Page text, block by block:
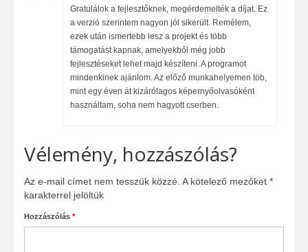
Gratulálok a fejlesztőknek, megérdemelték a díjat. Ez
a verzió szerintem nagyon jól sikerült. Remélem,
ezek után ismertebb lesz a projekt és több
támogatást kapnak, amelyekből még jobb
fejlesztéseket lehet majd készíteni. A programot
mindenkinek ajánlom. Az előző munkahelyemen töb,
mint egy éven át kizárólagos képernyőolvasóként
használtam, soha nem hagyott cserben.
Vélemény, hozzászólás?
Az e-mail címet nem tesszük közzé. A kötelező mezőket *
karakterrel jelöltük
Hozzászólás *